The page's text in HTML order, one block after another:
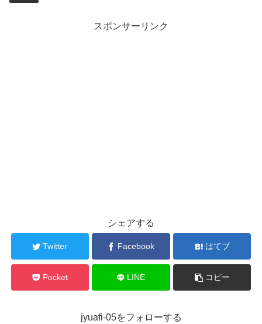
スポンサーリンク
シェアする
Twitter Facebook はてブ
Pocket LINE コピー
jyuafi-05をフォローする